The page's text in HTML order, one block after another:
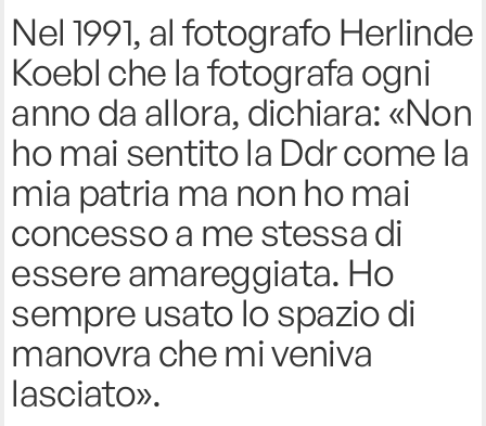
Nel 1991, al fotografo Herlinde
Koebl che la fotografa ogni
anno da allora, dichiara: «Non
ho mai sentito la Ddr come la
mia patria ma non ho mai
concesso a me stessa di
essere amareggiata. Ho
sempre usato lo spazio di
manovra che mi veniva
lasciato».